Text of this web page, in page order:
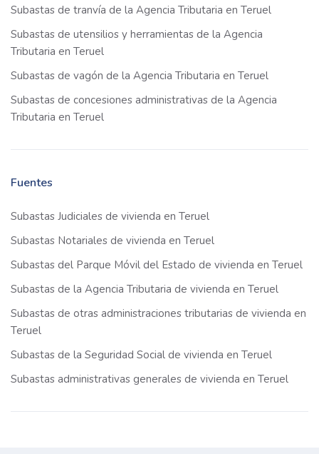
Subastas de tranvía de la Agencia Tributaria en Teruel
Subastas de utensilios y herramientas de la Agencia
Tributaria en Teruel
Subastas de vagón de la Agencia Tributaria en Teruel
Subastas de concesiones administrativas de la Agencia
Tributaria en Teruel
Fuentes
Subastas Judiciales de vivienda en Teruel
Subastas Notariales de vivienda en Teruel
Subastas del Parque Móvil del Estado de vivienda en Teruel
Subastas de la Agencia Tributaria de vivienda en Teruel
Subastas de otras administraciones tributarias de vivienda en
Teruel
Subastas de la Seguridad Social de vivienda en Teruel
Subastas administrativas generales de vivienda en Teruel